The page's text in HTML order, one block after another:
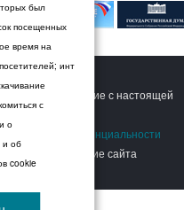
края.
означает согласие с настоящей
Политики конфиденциальности
использование сайта
был
посещенных
время на
инт
с
о
и об
cookie